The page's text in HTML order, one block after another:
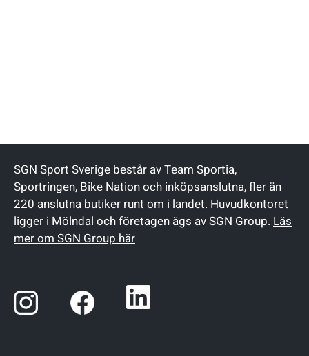
SGN Sport Sverige består av Team Sportia,
Sportringen, Bike Nation och inköpsanslutna, fler än
220 anslutna butiker runt om i landet. Huvudkontoret
ligger i Mölndal och företagen ägs av SGN Group. Läs
mer om SGN Group här